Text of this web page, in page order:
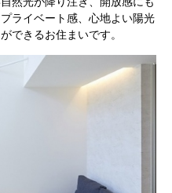
ライベート感、心地よい陽光
できるお住まいです。